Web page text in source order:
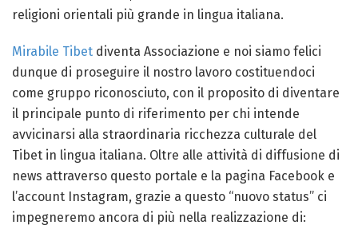
religioni orientali più grande in lingua italiana.
Mirabile Tibet diventa Associazione e noi siamo felici
dunque di proseguire il nostro lavoro costituendoci
come gruppo riconosciuto, con il proposito di diventare
il principale punto di riferimento per chi intende
avvicinarsi alla straordinaria ricchezza culturale del
Tibet in lingua italiana. Oltre alle attività di diffusione di
news attraverso questo portale e la pagina Facebook e
l’account Instagram, grazie a questo “nuovo status” ci
impegneremo ancora di più nella realizzazione di: